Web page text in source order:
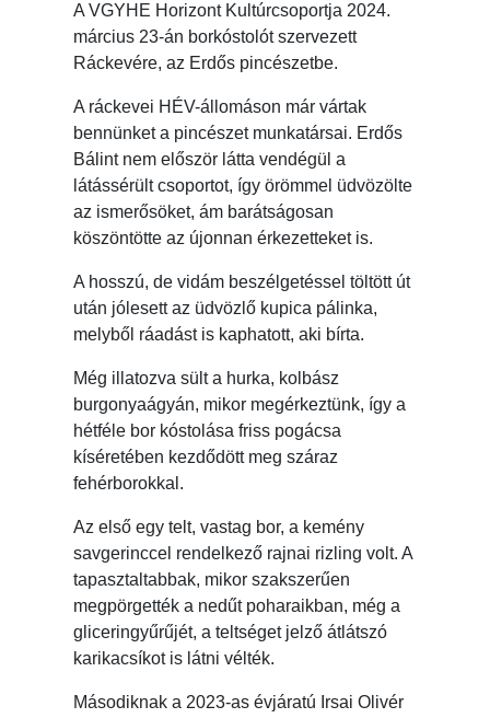
A VGYHE Horizont Kultúrcsoportja 2024.
március 23-án borkóstolót szervezett
Ráckevére, az Erdős pincészetbe.
A ráckevei HÉV-állomáson már vártak
bennünket a pincészet munkatársai. Erdős
Bálint nem először látta vendégül a
látássérült csoportot, így örömmel üdvözölte
az ismerősöket, ám barátságosan
köszöntötte az újonnan érkezetteket is.
A hosszú, de vidám beszélgetéssel töltött út
után jólesett az üdvözlő kupica pálinka,
melyből ráadást is kaphatott, aki bírta.
Még illatozva sült a hurka, kolbász
burgonyaágyán, mikor megérkeztünk, így a
hétféle bor kóstolása friss pogácsa
kíséretében kezdődött meg száraz
fehérborokkal.
Az első egy telt, vastag bor, a kemény
savgerinccel rendelkező rajnai rizling volt. A
tapasztaltabbak, mikor szakszerűen
megpörgették a nedűt poharaikban, még a
gliceringyűrűjét, a teltséget jelző átlátszó
karikacsíkot is látni vélték.
Másodiknak a 2023-as évjáratú Irsai Olivér